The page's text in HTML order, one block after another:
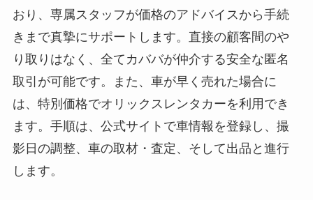
おり、専属スタッフが価格のアドバイスから手続
きまで真摯にサポートします。直接の顧客間のや
り取りはなく、全てカババが仲介する安全な匿名
取引が可能です。また、車が早く売れた場合に
は、特別価格でオリックスレンタカーを利用でき
ます。手順は、公式サイトで車情報を登録し、撮
影日の調整、車の取材・査定、そして出品と進行
します。